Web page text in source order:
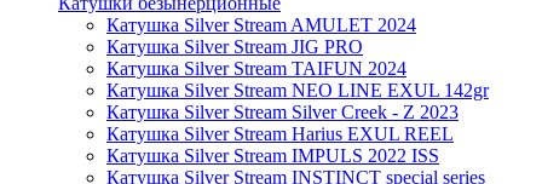
Катушка Silver Stream AMULET 2024
Катушка Silver Stream JIG PRO
Катушка Silver Stream TAIFUN 2024
Катушка Silver Stream NEO LINE EXUL 142gr
Катушка Silver Stream Silver Creek - Z 2023
Катушка Silver Stream Harius EXUL REEL
Катушка Silver Stream IMPULS 2022 ISS
Катушка Silver Stream INSTINCT special series